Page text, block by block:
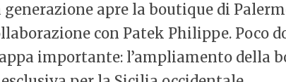
generazione apre la boutique di
con Patek Philippe. Poco
importante: l’ampliamento della